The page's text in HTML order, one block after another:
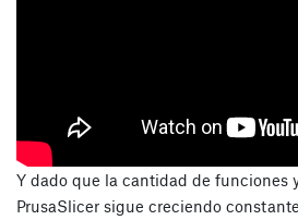
Y dado que la cantidad de funciones
PrusaSlicer sigue creciendo